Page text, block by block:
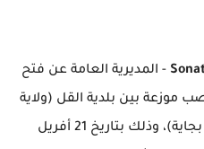
- المديرية العامة عن فتح
موزعة بين بلدية القل (ولاية
سكيكدة) وبلدية أوقاس (ولاية بجاية)، وذلك بتاريخ 21 أفريل